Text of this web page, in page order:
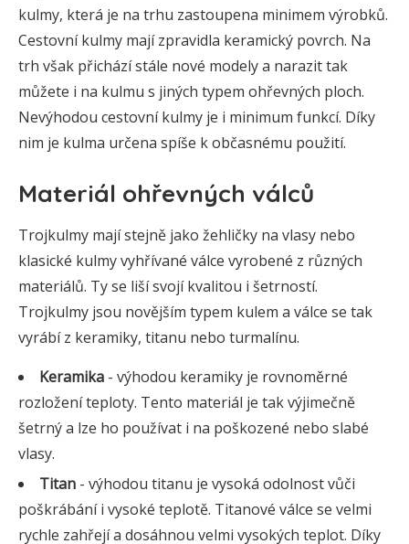
kulmy, která je na trhu zastoupena minimem výrobků.
Cestovní kulmy mají zpravidla keramický povrch. Na
trh však přichází stále nové modely a narazit tak
můžete i na kulmu s jiných typem ohřevných ploch.
Nevýhodou cestovní kulmy je i minimum funkcí. Díky
nim je kulma určena spíše k občasnému použití.
Materiál ohřevných válců
Trojkulmy mají stejně jako žehličky na vlasy nebo
klasické kulmy vyhřívané válce vyrobené z různých
materiálů. Ty se liší svojí kvalitou i šetrností.
Trojkulmy jsou novějším typem kulem a válce se tak
vyrábí z keramiky, titanu nebo turmalínu.
Keramika - výhodou keramiky je rovnoměrné
rozložení teploty. Tento materiál je tak výjimečně
šetrný a lze ho používat i na poškozené nebo slabé
vlasy.
Titan - výhodou titanu je vysoká odolnost vůči
poškrábání i vysoké teplotě. Titanové válce se velmi
rychle zahřejí a dosáhnou velmi vysokých teplot. Díky